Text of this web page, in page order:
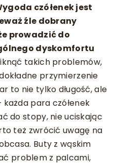
czółenek jest
źle dobrany
prowadzić do
dyskomfortu
takich problemów,
przymierzenie
to nie tylko długość, ale
para czółenek
do stopy, nie uciskając
też zwrócić uwagę na
Buty z wąskim
problem z palcami,